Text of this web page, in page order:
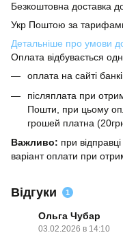
Безкоштовна доставка
Укр Поштою за
Детальніше про умови
Оплата відбувається
оплата на сайті
післяплата при
Пошти, при цьому
грошей платна
Важливо: при
варіант оплати при
Відгуки 1
Ольга Чубар
03.02.2026 в 14:10